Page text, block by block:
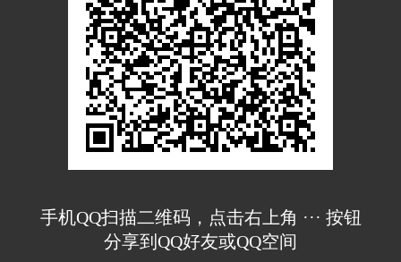
手机QQ扫描二维码，点击右上角 ··· 按钮
分享到QQ好友或QQ空间